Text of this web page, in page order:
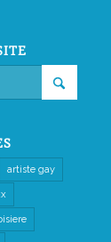
artiste gay